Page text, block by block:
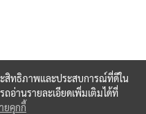
ะสิทธิภาพและประสบการณ์ที่ดีใน
ถอ่านรายละเอียดเพิ่มเติมได้ที่
ยคุกกี้